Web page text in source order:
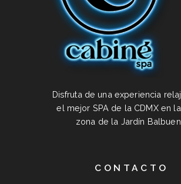
Disfruta de una experiencia
el mejor SPA de la CDMX en
zona de la Jardín
CONTACTO